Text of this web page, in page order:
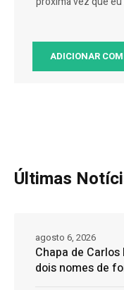
Últimas
Chapa de
dois nomes de
agosto 6, 2026